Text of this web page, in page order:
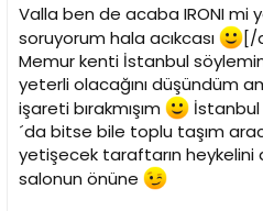
Valla ben de acaba IRONI mi
soruyorum hala acıkcası
[/
Memur kenti İstanbul
yeterli olacağını düşündüm
işareti bırakmışım
´da bitse bile toplu taşım
yetişecek taraftarın heykelini
salonun önüne